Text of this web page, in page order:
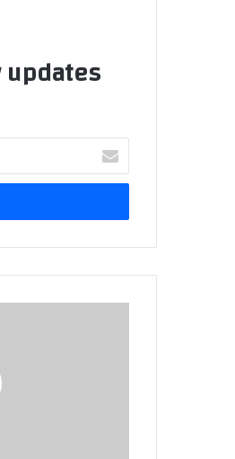
خ
ب
د